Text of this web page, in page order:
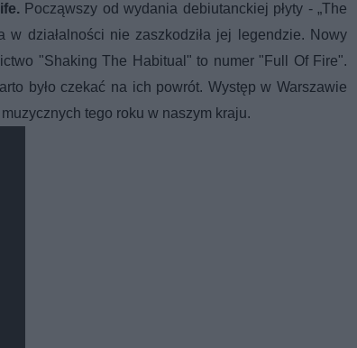
Począwszy od wydania debiutanckiej płyty - „The
działalności nie zaszkodziła jej legendzie. Nowy
"Shaking The Habitual" to numer "Full Of Fire".
było czekać na ich powrót. Występ w Warszawie
tego roku w naszym kraju.